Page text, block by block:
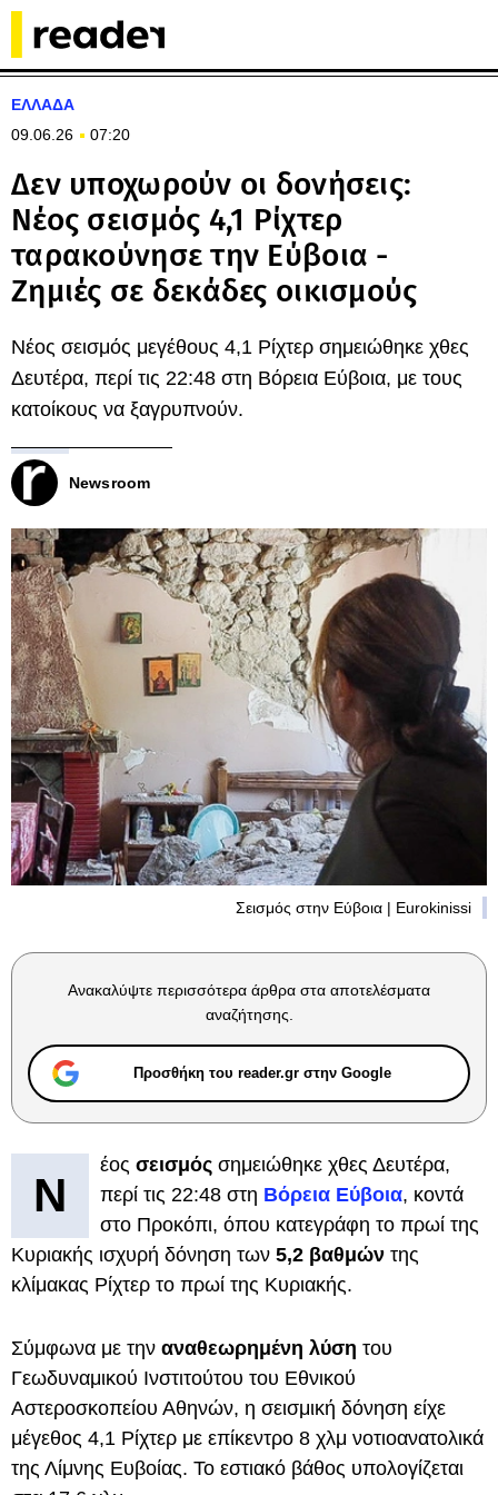
ΕΛΛΑΔΑ
09.06.26
07:20
Δεν υποχωρούν οι δονήσεις:
Νέος σεισμός 4,1 Ρίχτερ
ταρακούνησε την Εύβοια -
Ζημιές σε δεκάδες οικισμούς
Νέος σεισμός μεγέθους 4,1 Ρίχτερ σημειώθηκε χθες
Δευτέρα, περί τις 22:48 στη Βόρεια Εύβοια, με τους
κατοίκους να ξαγρυπνούν.
Newsroom
Σεισμός στην Εύβοια | Eurokinissi
Ανακαλύψτε περισσότερα άρθρα στα αποτελέσματα
αναζήτησης.
Προσθήκη του reader.gr στην Google
Ν
έος σεισμός σημειώθηκε χθες Δευτέρα,
περί τις 22:48 στη Βόρεια Εύβοια, κοντά
στο Προκόπι, όπου κατεγράφη το πρωί της
Κυριακής ισχυρή δόνηση των 5,2 βαθμών της
κλίμακας Ρίχτερ το πρωί της Κυριακής.
Σύμφωνα με την αναθεωρημένη λύση του
Γεωδυναμικού Ινστιτούτου του Εθνικού
Αστεροσκοπείου Αθηνών, η σεισμική δόνηση είχε
μέγεθος 4,1 Ρίχτερ με επίκεντρο 8 χλμ νοτιοανατολικά
της Λίμνης Ευβοίας. Το εστιακό βάθος υπολογίζεται